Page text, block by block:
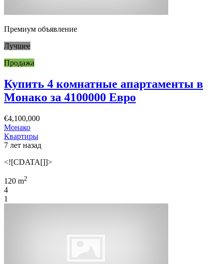
Премиум объявление
Лучшее
Продажа
Купить 4 комнатные апартаменты в
Монако за 4100000 Евро
€4,100,000
Монако
Квартиры
7 лет назад
<![CDATA[]]>
120 m2
4
1